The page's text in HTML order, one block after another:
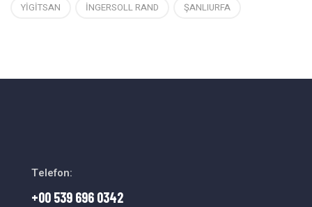
YİGİTSAN
İNGERSOLL RAND ŞANLIURFA
Telefon:
+00 539 696 0342